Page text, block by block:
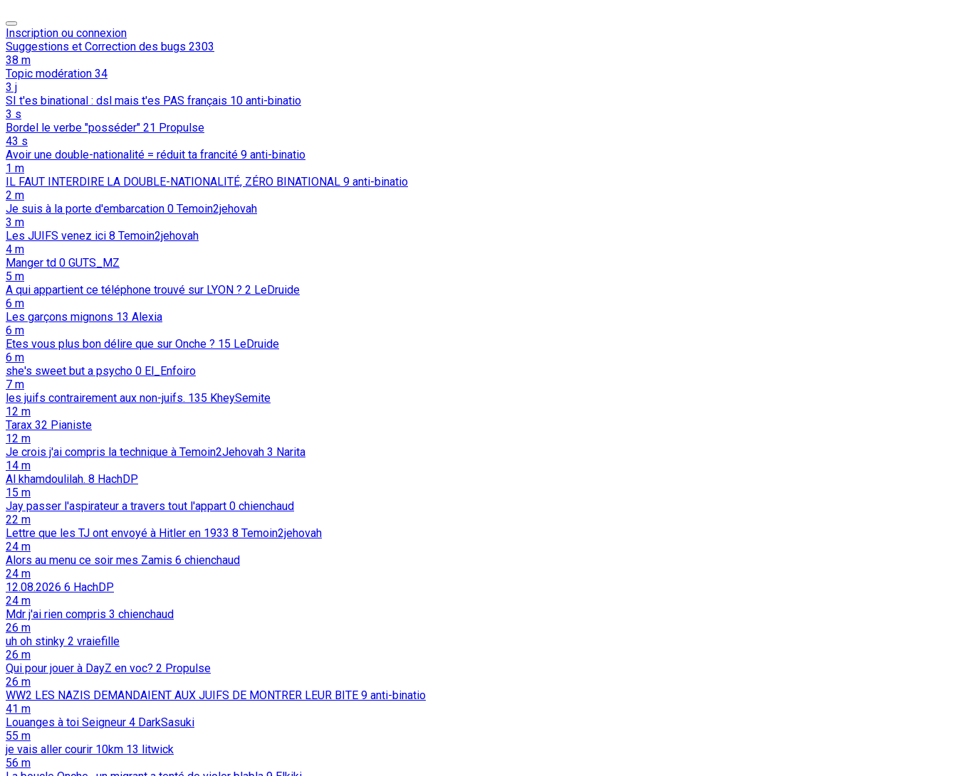
Inscription ou connexion
Suggestions et Correction des bugs 2303
38 m
Topic modération 34
3 j
SI t'es binational : dsl mais t'es PAS français 10 anti-binatio
3 s
Bordel le verbe "posséder" 21 Propulse
43 s
Avoir une double-nationalité = réduit ta francité 9 anti-binatio
1 m
IL FAUT INTERDIRE LA DOUBLE-NATIONALITÉ, ZÉRO BINATIONAL 9 anti-binatio
2 m
Je suis à la porte d'embarcation 0 Temoin2jehovah
3 m
Les JUIFS venez ici 8 Temoin2jehovah
4 m
Manger td 0 GUTS_MZ
5 m
A qui appartient ce téléphone trouvé sur LYON ? 2 LeDruide
6 m
Les garçons mignons 13 Alexia
6 m
Etes vous plus bon délire que sur Onche ? 15 LeDruide
6 m
she's sweet but a psycho 0 El_Enfoiro
7 m
les juifs contrairement aux non-juifs. 135 KheySemite
12 m
Tarax 32 Pianiste
12 m
Je crois j'ai compris la technique à Temoin2Jehovah 3 Narita
14 m
Al khamdoulilah. 8 HachDP
15 m
Jay passer l'aspirateur a travers tout l'appart 0 chienchaud
22 m
Lettre que les TJ ont envoyé à Hitler en 1933 8 Temoin2jehovah
24 m
Alors au menu ce soir mes Zamis 6 chienchaud
24 m
12.08.2026 6 HachDP
24 m
Mdr j'ai rien compris 3 chienchaud
26 m
uh oh stinky 2 vraiefille
26 m
Qui pour jouer à DayZ en voc? 2 Propulse
26 m
WW2 LES NAZIS DEMANDAIENT AUX JUIFS DE MONTRER LEUR BITE 9 anti-binatio
41 m
Louanges à toi Seigneur 4 DarkSasuki
55 m
je vais aller courir 10km 13 litwick
56 m